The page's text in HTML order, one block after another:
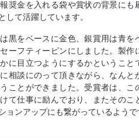
奨金を入れる袋や賞状の背景にも
して活躍しています。
黒をベースに金色、銀賞用は青を
ーフティーピンにしました。製作
に目立つようにするかということ
相談にのって頂きながら、なんと
ことができました。受賞者は、こ
て仕事に励んでおり、またそのこ
ョンアップにも繋がっているようで